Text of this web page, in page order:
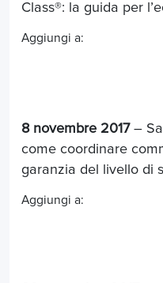
Class®: la guida per
Aggiungi a:
8 novembre 2017–
come coordinare
garanzia del livello di
Aggiungi a: